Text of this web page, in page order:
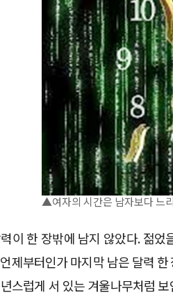
▲여자의 시간은 남자보다 느
이 한 장밖에 남지 않았다. 젊
제부터인가 마지막 남은 달력
스럽게 서 있는 겨울나무처럼